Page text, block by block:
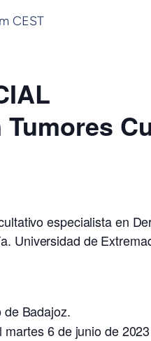
CEST
especialista en
Universidad de
Badajoz.
martes 6 de junio de 2023